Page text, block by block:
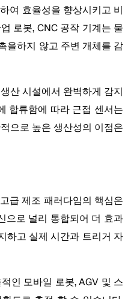
여 효율성을 향상시키고 비
로봇, CNC 공작 기계는 물
을하지 않고 주변 개체를 감
산 시설에서 완벽하게 감지
합류함에 따라 근접 센서는
으로 높은 생산성의 이점은
급 제조 패러다임의 핵심은
으로 널리 통합되어 더 효과
하고 실제 시간과 트리거 자
인 모바일 로봇, AGV 및 스